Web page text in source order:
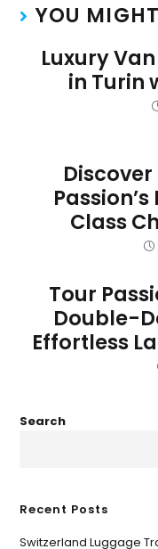
YOU
Luxury
in Turin
Class
Tour
Double-
Effortless
Search
Recent Posts
Switzerland Luggage